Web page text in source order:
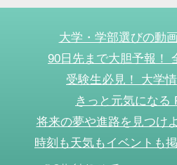
大学・学部選びの動
90日先まで大胆予報！
受験生必見！ 大学
きっと元気になる
将来の夢や進路を見つけ
時刻も天気もイベントも